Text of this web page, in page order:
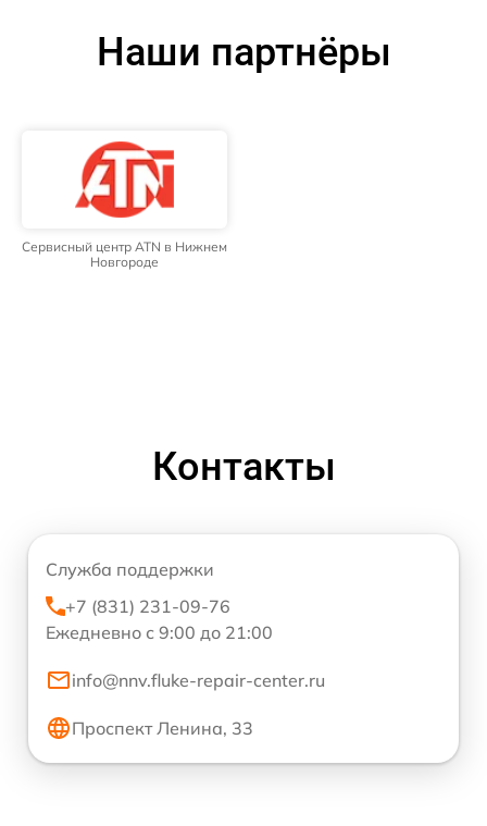
Наши партнёры
Сервисный центр ATN в Нижнем
Новгороде
Контакты
Служба поддержки
+7 (831) 231-09-76
Ежедневно с 9:00 до 21:00
info@nnv.fluke-repair-center.ru
Проспект Ленина, 33